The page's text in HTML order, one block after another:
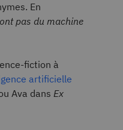
En
pas du machine
fiction à
artificielle
Ava dans Ex